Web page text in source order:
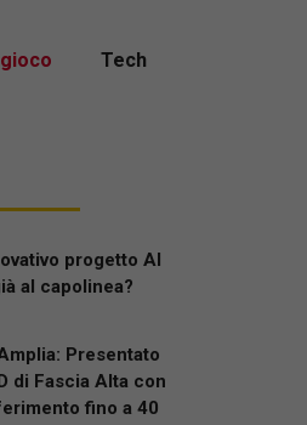
Tech
progetto AI
al capolinea?
Presentato
di Fascia Alta con
fino a 40